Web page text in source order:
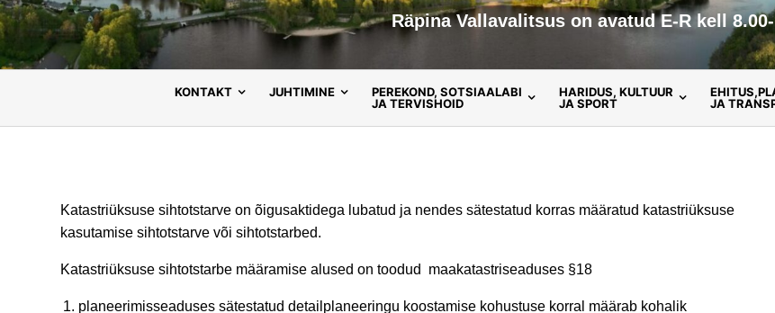
Räpina Vallavalitsus on avatud E-R kell
KONTAKT JUHTIMINE
PEREKOND, SOTSIAALABI
JA TERVISHOID
HARIDUS, KULTUUR
JA SPORT
JA
Katastriüksuse sihtotstarve on õigusaktidega lubatud ja nendes sätestatud korras määratud katastriüksuse
kasutamise sihtotstarve või sihtotstarbed.
Katastriüksuse sihtotstarbe määramise alused on toodud maakatastriseaduses §18
planeerimisseaduses sätestatud detailplaneeringu koostamise kohustuse korral määrab kohalik